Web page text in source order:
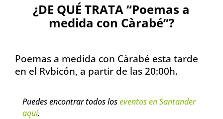
¿DE QUÉ TRATA “Poemas a
medida con Càrabé”?
Poemas a medida con Càrabé esta tarde
en el Rvbicón, a partir de las 20:00h.
Puedes encontrar todos loseventos en Santander
aquí.